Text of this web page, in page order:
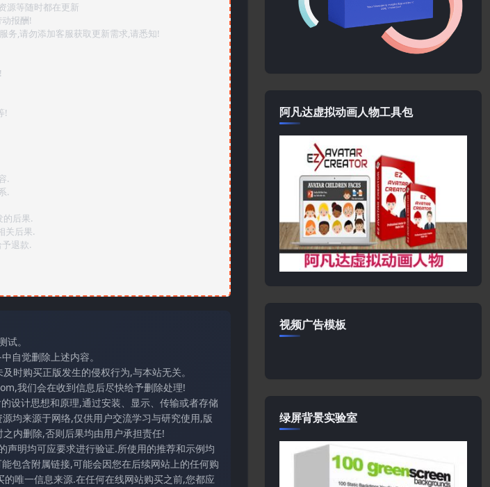
源等随时都在更新
报酬!
务,请勿添加客服获取更新需求,请悉知!
!
.
.
后果.
关后果.
退款.
。
自觉删除上述内容。
时购买正版发生的侵权行为,与本站无关。
我们会在收到信息后尽快给予删除处理!
设计思想和原理,通过安装、显示、传输或者存储
均来源于网络,仅供用户交流学习与研究使用,版
内删除,否则后果均由用户承担责任!
明均可应要求进行验证.所使用的推荐和示例均
包含附属链接,可能会因您在后续网站上的任何购
唯一信息来源.在任何在线网站购买之前,您都应
阿凡达虚拟动画人物工具包
视频广告模板
绿屏背景实验室